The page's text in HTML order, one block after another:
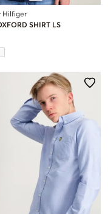
Hilfiger
SHIRT LS